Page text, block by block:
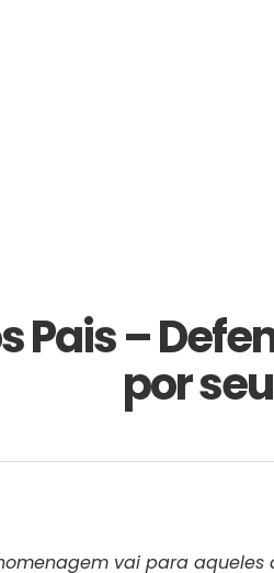
Pais –
por
vai para